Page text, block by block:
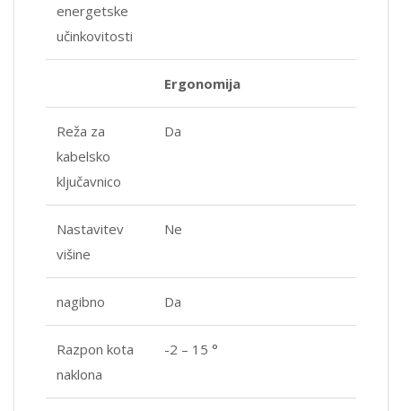
energetske
učinkovitosti
Ergonomija
Reža za
kabelsko
ključavnico
Da
Nastavitev
višine
Ne
nagibno Da
Razpon kota
naklona
-2 – 15 °